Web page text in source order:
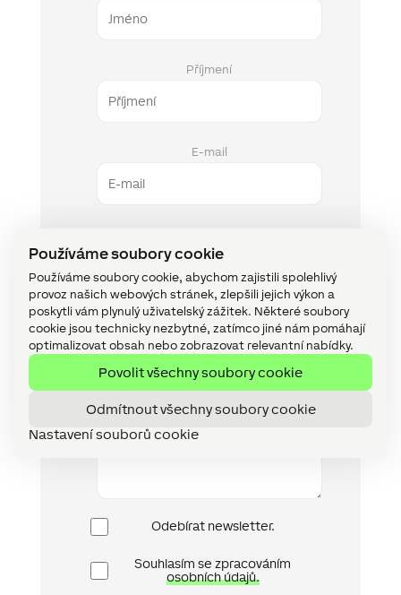
Používáme soubory cookie
Používáme soubory cookie, abychom zajistili spolehlivý
provoz našich webových stránek, zlepšili jejich výkon a
poskytli vám plynulý uživatelský zážitek. Některé soubory
cookie jsou technicky nezbytné, zatímco jiné nám pomáhají
optimalizovat obsah nebo zobrazovat relevantní nabídky.
Povolit všechny soubory cookie
Odmítnout všechny soubory cookie
Nastavení souborů cookie
Příjmení
E-mail
Vaše zpráva
Newsletter
Odebírat newsletter.
Ochrana
osobních
údajů
Souhlasím se zpracováním
osobních údajů.